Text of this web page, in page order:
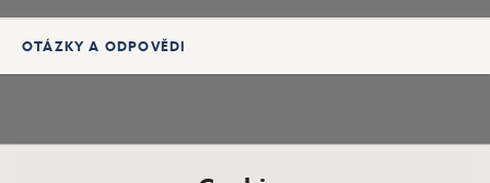
OTÁZKY A ODPOVĚDI